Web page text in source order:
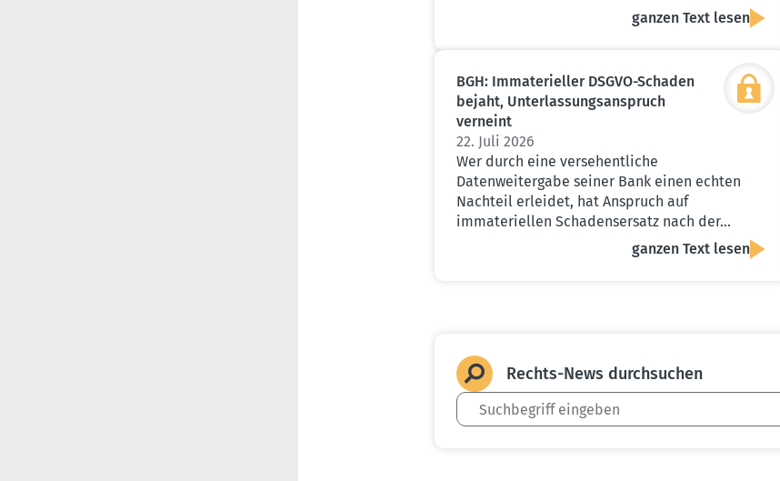
ganzen Text lesen
BGH: Immate­ri­eller DSGVO-Schaden
bejaht, Unter­las­sungs­an­spruch
verneint
22. Juli 2026
Wer durch eine versehentliche
Datenweitergabe seiner Bank einen echten
Nachteil erleidet, hat Anspruch auf
immateriellen Schadensersatz nach der…
ganzen Text lesen
Rechts-News durch­suchen